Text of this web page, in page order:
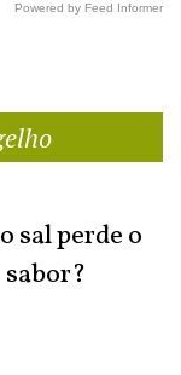
Powered by Feed Informer
sal perde o
sabor?